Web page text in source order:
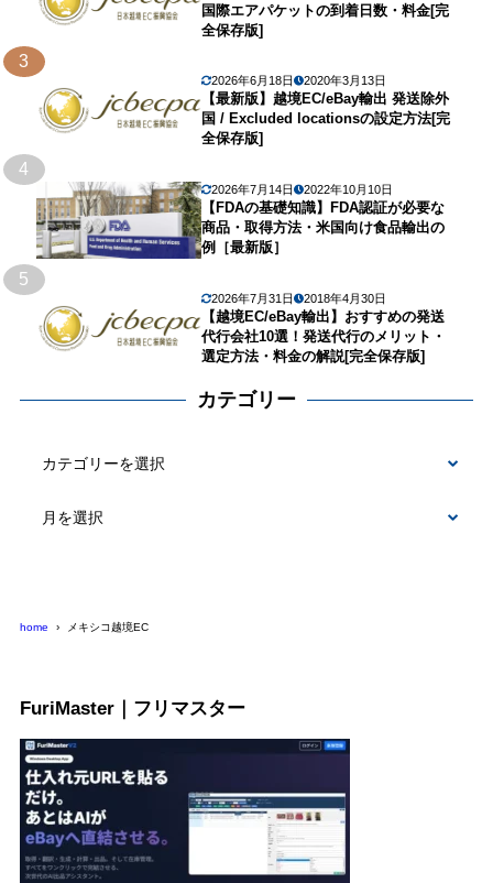
国際エアパケットの到着日数・料金[完
全保存版]
3
2026年6月18日 2020年3月13日
【最新版】越境EC/eBay輸出 発送除外
国 / Excluded locationsの設定方法[完
全保存版]
4
2026年7月14日 2022年10月10日
【FDAの基礎知識】FDA認証が必要な
商品・取得方法・米国向け食品輸出の
例［最新版］
5
2026年7月31日 2018年4月30日
【越境EC/eBay輸出】おすすめの発送
代行会社10選！発送代行のメリット・
選定方法・料金の解説[完全保存版]
カテゴリー
home メキシコ越境EC
FuriMaster｜フリマスター